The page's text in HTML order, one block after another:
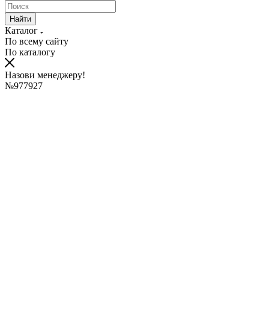
Найти
Каталог
По всему сайту
По каталогу
Назови менеджеру!
№977927